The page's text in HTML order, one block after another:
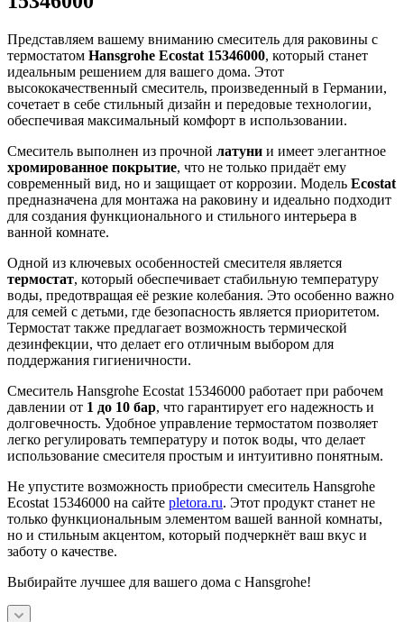
Представляем вашему вниманию смеситель для раковины с
термостатом Hansgrohe Ecostat 15346000, который станет
идеальным решением для вашего дома. Этот
высококачественный смеситель, произведенный в Германии,
сочетает в себе стильный дизайн и передовые технологии,
обеспечивая максимальный комфорт в использовании.
Смеситель выполнен из прочной латуни и имеет элегантное
хромированное покрытие, что не только придаёт ему
современный вид, но и защищает от коррозии. Модель Ecostat
предназначена для монтажа на раковину и идеально подходит
для создания функционального и стильного интерьера в
ванной комнате.
Одной из ключевых особенностей смесителя является
термостат, который обеспечивает стабильную температуру
воды, предотвращая её резкие колебания. Это особенно важно
для семей с детьми, где безопасность является приоритетом.
Термостат также предлагает возможность термической
дезинфекции, что делает его отличным выбором для
поддержания гигиеничности.
Смеситель Hansgrohe Ecostat 15346000 работает при рабочем
давлении от 1 до 10 бар, что гарантирует его надежность и
долговечность. Удобное управление термостатом позволяет
легко регулировать температуру и поток воды, что делает
использование смесителя простым и интуитивно понятным.
Не упустите возможность приобрести смеситель Hansgrohe
Ecostat 15346000 на сайте pletora.ru. Этот продукт станет не
только функциональным элементом вашей ванной комнаты,
но и стильным акцентом, который подчеркнёт ваш вкус и
заботу о качестве.
Выбирайте лучшее для вашего дома с Hansgrohe!